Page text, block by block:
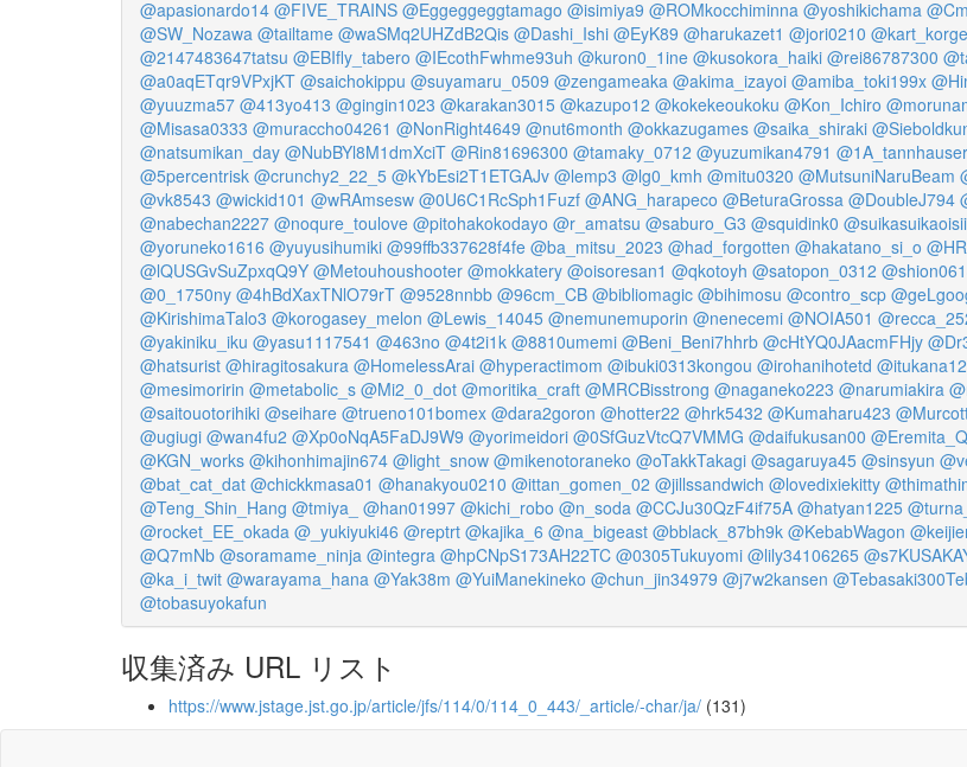
@apasionardo14 @FIVE_TRAINS @Eggeggeggtamago @isimiya9 @ROMkocchiminna @yoshikichama
@SW_Nozawa @tailtame @waSMq2UHZdB2Qis @Dashi_Ishi @EyK89 @harukazet1 @jori0210 @kart_korge
@2147483647tatsu @EBIfly_tabero @IEcothFwhme93uh @kuron0_1ine @kusokora_haiki @rei86787300
@a0aqETqr9VPxjKT @saichokippu @suyamaru_0509 @zengameaka @akima_izayoi @amiba_toki199x
@yuuzma57 @413yo413 @gingin1023 @karakan3015 @kazupo12 @kokekeoukoku @Kon_Ichiro
@Misasa0333 @muraccho04261 @NonRight4649 @nut6month @okkazugames @saika_shiraki
@natsumikan_day @NubBYl8M1dmXciT @Rin81696300 @tamaky_0712 @yuzumikan4791 @1A_tannhauser
@5percentrisk @crunchy2_22_5 @kYbEsi2T1ETGAJv @lemp3 @lg0_kmh @mitu0320 @MutsuniNaruBeam
@vk8543 @wickid101 @wRAmsesw @0U6C1RcSph1Fuzf @ANG_harapeco @BeturaGrossa @DoubleJ794
@nabechan2227 @noqure_toulove @pitohakokodayo @r_amatsu @saburo_G3 @squidink0 @suikasuikaoisii
@yoruneko1616 @yuyusihumiki @99ffb337628f4fe @ba_mitsu_2023 @had_forgotten @hakatano_si_o
@lQUSGvSuZpxqQ9Y @Metouhoushooter @mokkatery @oisoresan1 @qkotoyh @satopon_0312
@0_1750ny @4hBdXaxTNlO79rT @9528nnbb @96cm_CB @bibliomagic @bihimosu @contro_scp
@KirishimaTalo3 @korogasey_melon @Lewis_14045 @nemunemuporin @nenecemi @NOIA501
@yakiniku_iku @yasu1117541 @463no @4t2i1k @8810umemi @Beni_Beni7hhrb @cHtYQ0JAacmFHjy
@hatsurist @hiragitosakura @HomelessArai @hyperactimom @ibuki0313kongou @irohanihotetd
@mesimoririn @metabolic_s @Mi2_0_dot @moritika_craft @MRCBisstrong @naganeko223 @narumiakira
@saitouotorihiki @seihare @trueno101bomex @dara2goron @hotter22 @hrk5432 @Kumaharu423
@ugiugi @wan4fu2 @Xp0oNqA5FaDJ9W9 @yorimeidori @0SfGuzVtcQ7VMMG @daifukusan00 @Eremita_Q
@KGN_works @kihonhimajin674 @light_snow @mikenotoraneko @oTakkTakagi @sagaruya45 @sinsyun
@bat_cat_dat @chickkmasa01 @hanakyou0210 @ittan_gomen_02 @jillssandwich @lovedixiekitty
@Teng_Shin_Hang @tmiya_ @han01997 @kichi_robo @n_soda @CCJu30QzF4if75A @hatyan1225
@rocket_EE_okada @_yukiyuki46 @reptrt @kajika_6 @na_bigeast @bblack_87bh9k @KebabWagon
@Q7mNb @soramame_ninja @integra @hpCNpS173AH22TC @0305Tukuyomi @lily34106265
@ka_i_twit @warayama_hana @Yak38m @YuiManekineko @chun_jin34979 @j7w2kansen
@tobasuyokafun
収集済み URL リスト
https://www.jstage.jst.go.jp/article/jfs/114/0/114_0_443/_article/-char/ja/ (131)